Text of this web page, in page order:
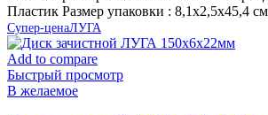
Пластик Размер упаковки : 8,1х2,5х45,4
Супер-ценаЛУГА
Add to compare
Быстрый просмотр
В желаемое